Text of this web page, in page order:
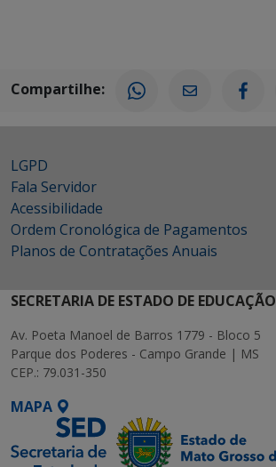
Compartilhe:
LGPD
Fala Servidor
Acessibilidade
Ordem Cronológica de Pagamentos
Planos de Contratações Anuais
SECRETARIA DE ESTADO DE EDUCAÇÃO
Av. Poeta Manoel de Barros 1779 - Bloco 5
Parque dos Poderes - Campo Grande | MS
CEP.: 79.031-350
MAPA